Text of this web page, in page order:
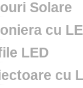
Solare
cu
LED
cu